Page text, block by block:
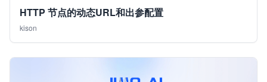
HTTP 节点的动态URL和出参配置
kison